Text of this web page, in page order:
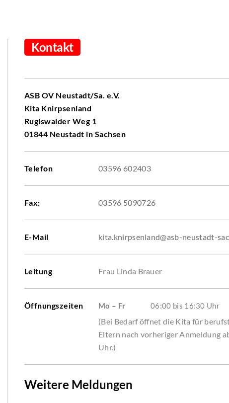
Kontakt
ASB OV Neustadt/Sa. e.V.
Kita Knirpsenland
Rugiswalder Weg 1
01844 Neustadt in Sachsen
Telefon 03596 602403
Fax: 03596 5090726
E-Mail kita.knirpsenland@asb-neustadt-
Leitung Frau Linda Brauer
Öffnungszeiten Mo – Fr 06:00 bis 16:30 Uhr
(Bei Bedarf öffnet die Kita für
Eltern nach vorheriger Anmeldung
Uhr.)
Weitere Meldungen